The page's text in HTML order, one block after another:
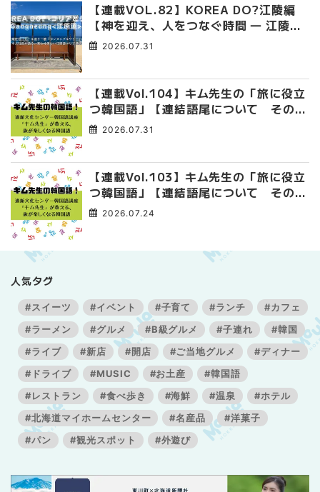
【連載VOL.82】KOREA DO?江陵編
【神を迎え、人をつなぐ時間 ― 江陵端
午祭 】
2026.07.31
【連載Vol.104】キム先生の「旅に役立
つ韓国語」【連結語尾について その
4】2026.07.31
【連載Vol.103】キム先生の「旅に役立
つ韓国語」【連結語尾について その
3】2026.07.24
人気タグ
#スイーツ #イベント #子育て #ランチ
#カフェ
#ラーメン
#グルメ #B級グルメ #子連れ
#韓国
#ライブ
#新店 #開店 #ご当地グルメ
#ディナー
#ドライブ
#MUSIC #お土産
#韓国語
#レストラン
#食べ歩き #海鮮 #温泉
#ホテル
#北海道マイホームセンター
#名産品
#洋菓子
#パン
#観光スポット #外遊び